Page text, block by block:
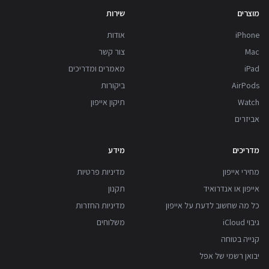
מוצרים
iPhone
Mac
iPad
AirPods
Watch
אביזרים
שירות
אודות
צור קשר
מאמרים ומדריכים
ביקורות
תיקון אייפון
מדריכים
מחירי אייפון
אייפון או אנדרואיד
כל מה שחשוב לדעת על אייפון
גיבוי iCloud
קנייה בטוחה
יבואן רשמי של אפל
מידע
מדיניות פרטיות
תקנון
מדיניות החזרות
משלוחים